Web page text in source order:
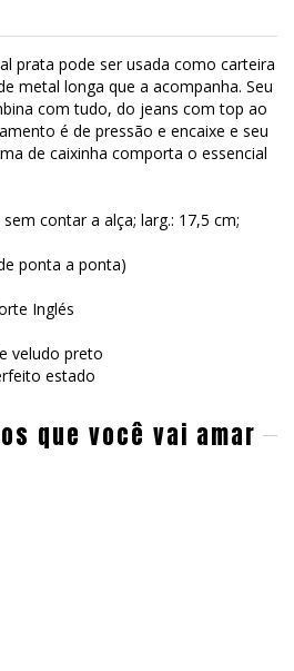
prata pode ser usada como carteira
metal longa que a acompanha. Seu
com tudo, do jeans com top ao
é de pressão e encaixe e seu
de caixinha comporta o essencial
contar a alça; larg.: 17,5 cm;
ponta a ponta)
Inglés
veludo preto
estado
que você vai amar